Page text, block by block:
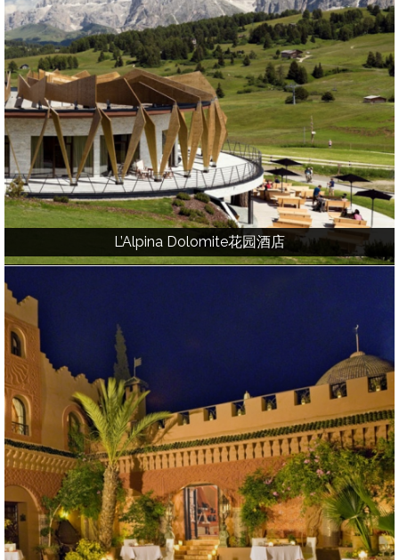
L’Alpina Dolomite花园酒店